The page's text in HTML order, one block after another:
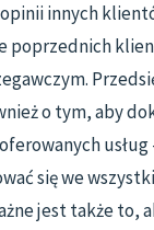
innych
poprzednich
o tym, aby
się we
jest także to,